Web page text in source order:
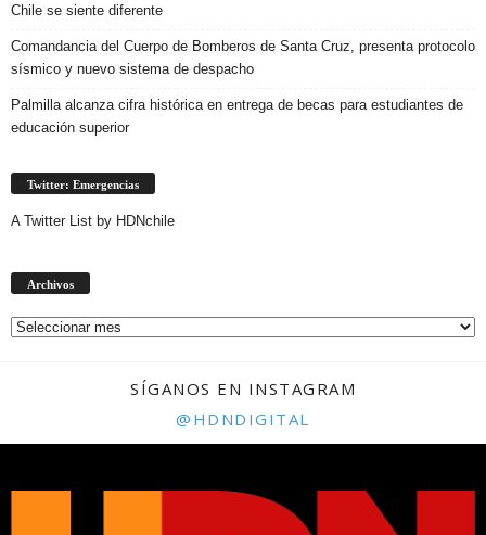
Chile se siente diferente
Comandancia del Cuerpo de Bomberos de Santa Cruz, presenta protocolo
sísmico y nuevo sistema de despacho
Palmilla alcanza cifra histórica en entrega de becas para estudiantes de
educación superior
Twitter: Emergencias
A Twitter List by HDNchile
Archivos
SÍGANOS EN INSTAGRAM
@HDNDIGITAL